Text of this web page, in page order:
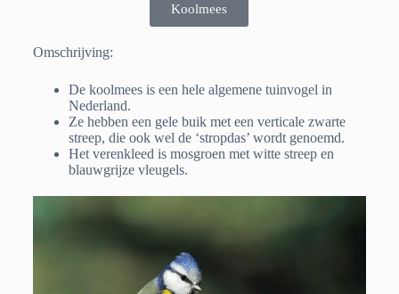
Koolmees
Omschrijving:
De koolmees is een hele algemene tuinvogel in
Nederland.
Ze hebben een gele buik met een verticale zwarte
streep, die ook wel de ‘stropdas’ wordt genoemd.
Het verenkleed is mosgroen met witte streep en
blauwgrijze vleugels.